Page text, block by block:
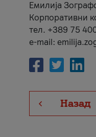
Емилија
Корпоративни
тел. +389 75
e-mail:
Назад